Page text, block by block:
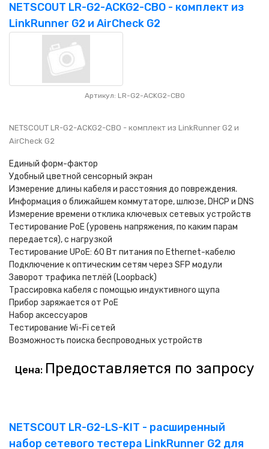
NETSCOUT LR-G2-ACKG2-CBO - комплект из
LinkRunner G2 и AirCheck G2
Артикул: LR-G2-ACKG2-CBO
NETSCOUT LR-G2-ACKG2-CBO - комплект из LinkRunner G2 и
AirCheck G2
Единый форм-фактор
Удобный цветной сенсорный экран
Измерение длины кабеля и расстояния до повреждения.
Информация о ближайшем коммутаторе, шлюзе, DHCP и DNS
Измерение времени отклика ключевых сетевых устройств
Тестирование PoE (уровень напряжения, по каким парам
передается), с нагрузкой
Тестирование UPoE: 60 Вт питания по Ethernet-кабелю
Подключение к оптическим сетям через SFP модули
Заворот трафика петлёй (Loopback)
Трассировка кабеля с помощью индуктивного щупа
Прибор заряжается от PoE
Набор аксессуаров
Тестирование Wi-Fi сетей
Возможность поиска беспроводных устройств
Цена: Предоставляется по запросу
NETSCOUT LR-G2-LS-KIT - расширенный
набор сетевого тестера LinkRunner G2 для